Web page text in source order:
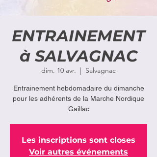
ENTRAINEMENT
à SALVAGNAC
dim. 10 avr.
  |
Salvagnac
Entrainement hebdomadaire du dimanche
pour les adhérents de la Marche Nordique
Gaillac
Les inscriptions sont closes
Voir autres événements